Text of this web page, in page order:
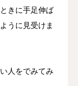
きに手足伸ば
うに見受けま
人をでみてみ